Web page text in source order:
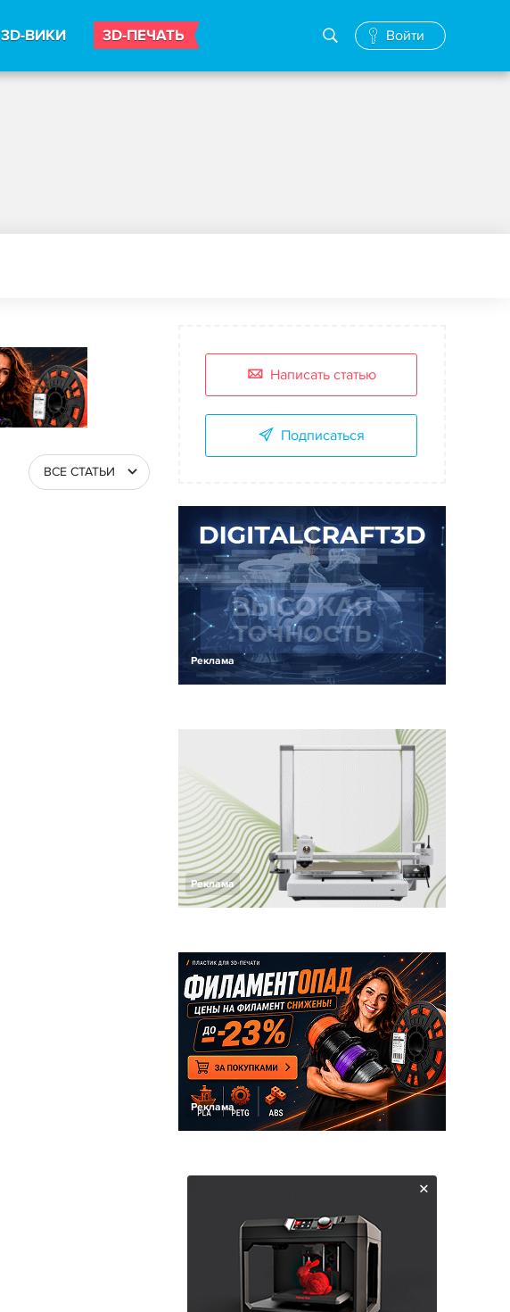
3D-ВИКИ 3D-ПЕЧАТЬ Войти
ВСЕ СТАТЬИ
Написать статью
Подписаться
Реклама
Реклама
Реклама